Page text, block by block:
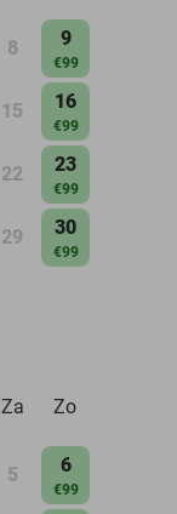
8 9
€99
15 16
€99
22 23
€99
29 30
€99
Za Zo
5 6
€99